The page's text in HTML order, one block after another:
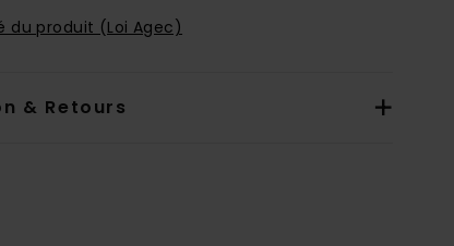
du produit (Loi Agec)
& Retours